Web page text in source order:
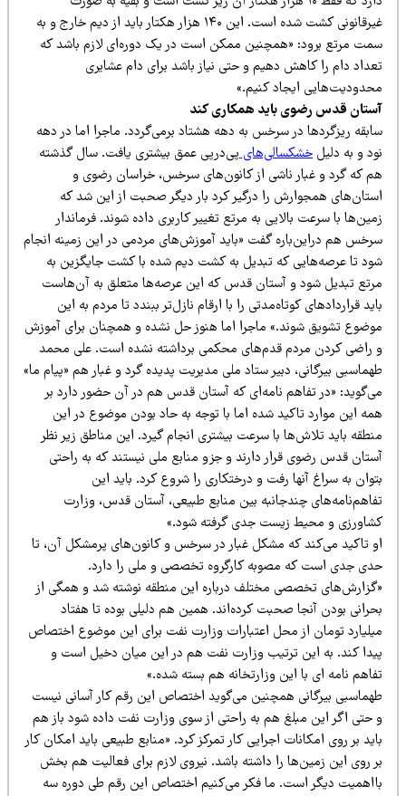
غیرقانونی کشت شده است. این ۱۴۰ هزار هکتار باید از دیم خارج و به
مرتع برود: «همچنین ممکن است در یک دوره‌ای لازم باشد که
دام را کاهش دهیم و حتی نیاز باشد برای دام عشایری
ایجاد کنیم.»
قدس رضوی باید همکاری کند
ریزگردها در سرخس به دهه هشتاد برمی‌گردد. ماجرا اما در دهه
و به دلیل خشکسالی‌هایپی‌درپی عمق بیشتری یافت. سال گذشته
که گرد و غبار ناشی از کانون‌های سرخس، خراسان رضوی و
همجوارش را درگیر کرد بار دیگر صحبت از این شد که
با سرعت بالایی به مرتع تغییر کاربری داده شوند. فرماندار
هم در‌این‌باره گفت «باید آموزش‌های مردمی در این زمینه انجام
تا عرصه‌هایی که تبدیل به کشت دیم شده با کشت جایگزین به
تبدیل شود و آستان قدس که این عرصه‌ها متعلق به آن‌هاست
قراردادهای کوتاه‌مدتی را با ارقام نازل‌تر ببندد تا مردم به این
تشویق شوند.» ماجرا اما هنوز حل نشده و همچنان برای آموزش
راضی کردن مردم قدم‌های محکمی برداشته نشده است. علی محمد
بیرگانی، دبیر ستاد ملی مدیریت پدیده گرد و غبار هم «پیام ما»
«در تفاهم نامه‌ای که آستان قدس هم در آن حضور دارد بر
این موارد تاکید شده اما با توجه به حاد بودن موضوع در این
باید تلاش‌ها با سرعت بیشتری انجام گیرد. این مناطق زیر نظر
قدس رضوی قرار دارند و جزو منابع ملی نیستند که به راحتی
به سراغ آنها رفت و درختکاری را شروع کرد. باید این
چندجانبه بین منابع طبیعی، آستان قدس، وزارت
و محیط زیست جدی گرفته شود.»
تاکید می‌کند که مشکل غبار در سرخس و کانون‌های پرمشکل آن، تا
جدی است که مصوبه کارگروه تخصصی و ملی را دارد.
تخصصی مختلف درباره این منطقه نوشته شد و همگی از
بودن آنجا صحبت کرده‌اند. همین هم دلیلی بوده تا هفتاد
تومان از محل اعتبارات وزارت نفت برای این موضوع اختصاص
کند. به این ترتیب وزارت نفت هم در این میان دخیل است و
نامه ای با این وزارتخانه هم بسته شده.»
بیرگانی همچنین می‌گوید اختصاص این رقم کار آسانی نیست
حتی اگر این مبلغ هم به راحتی از سوی وزارت نفت داده شود باز هم
بر روی امکانات اجرایی کار تمرکز کرد. «منابع طبیعی باید امکان کار
روی این زمین‌ها را داشته باشد. نیروی لازم برای فعالیت هم بخش
دیگر است. ما فکر می‌کنیم اختصاص این رقم طی دوره‌ سه